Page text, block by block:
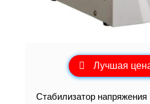
Лучшая
Стабилизатор